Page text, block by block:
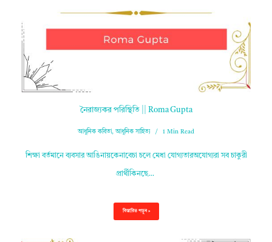
নৈরাজ্যকর পরিস্থিতি || Roma Gupta
আধুনিক কবিতা,আধুনিক সাহিত্য 1 Min Read
শিক্ষা বর্তমানে ব্যবসার আঙিনায়কেনাবেচা চলে মেধা যোগ্যতারঅযোগ্যরা সব চাকুরী
প্রার্থীকিনছে…
বিস্তারিত পড়ুন »